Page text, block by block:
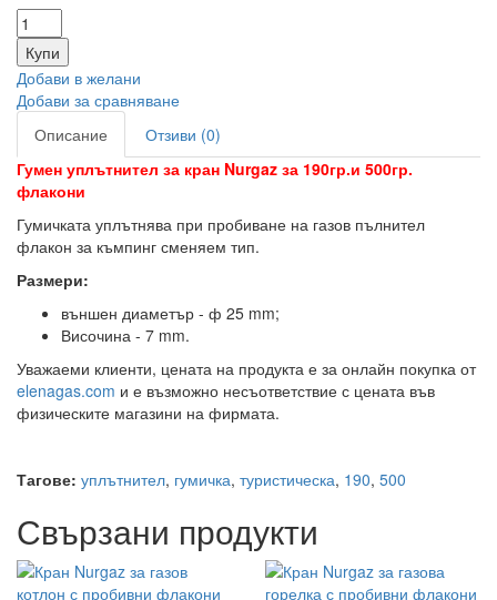
Добави в желани
Добави за сравняване
Описание
Отзиви (0)
Гумен уплътнител за кран Nurgaz за 190гр.и 500гр.
флакони
Гумичката уплътнява при пробиване на газов пълнител
флакон за къмпинг сменяем тип.
Размери:
външен диаметър - ф 25 mm;
Височина - 7 mm.
Уважаеми клиенти, цената на продукта е за онлайн покупка от
elenagas.com и е възможно несъответствие с цената във
физическите магазини на фирмата.
Тагове: уплътнител, гумичка, туристическа, 190, 500
Свързани продукти